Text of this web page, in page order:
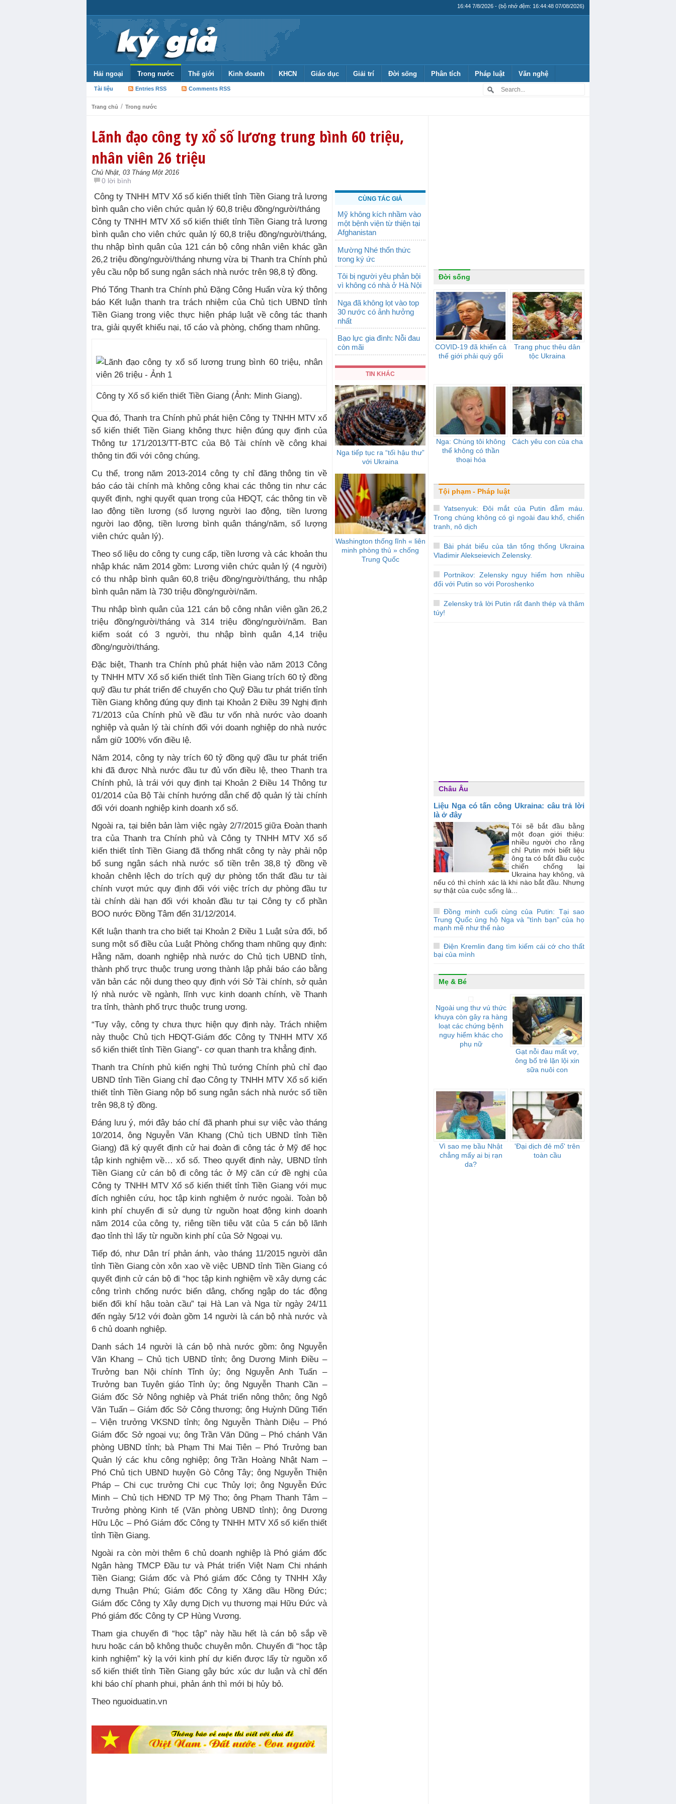
16:44 7/8/2026 - (bộ nhớ đệm: 16:44:48 07/08/2026)
Hải ngoại Trong nước Thế giới Kinh doanh KHCN Giáo dục Giải trí Đời sống Phân tích Pháp luật Văn nghệ
Tài liệu Entries RSS Comments RSS
Trang chủ / Trong nước
Lãnh đạo công ty xổ số lương trung bình 60 triệu,
nhân viên 26 triệu
Chủ Nhật, 03 Tháng Một 2016
0 lời bình
Công ty TNHH MTV Xổ số kiến thiết tỉnh Tiền Giang trả lương
bình quân cho viên chức quản lý 60,8 triệu đồng/người/tháng
Công ty TNHH MTV Xổ số kiến thiết tỉnh Tiền Giang trả lương
bình quân cho viên chức quản lý 60,8 triệu đồng/người/tháng,
thu nhập bình quân của 121 cán bộ công nhân viên khác gần
26,2 triệu đồng/người/tháng nhưng vừa bị Thanh tra Chính phủ
yêu cầu nộp bổ sung ngân sách nhà nước trên 98,8 tỷ đồng.
Phó Tổng Thanh tra Chính phủ Đặng Công Huẩn vừa ký thông
báo Kết luận thanh tra trách nhiệm của Chủ tịch UBND tỉnh
Tiền Giang trong việc thực hiện pháp luật về công tác thanh
tra, giải quyết khiếu nại, tố cáo và phòng, chống tham nhũng.
Công ty Xổ số kiến thiết Tiền Giang (Ảnh: Minh Giang).
Qua đó, Thanh tra Chính phủ phát hiện Công ty TNHH MTV xổ
số kiến thiết Tiền Giang không thực hiện đúng quy định của
Thông tư 171/2013/TT-BTC của Bộ Tài chính về công khai
thông tin đối với công chúng.
Cụ thể, trong năm 2013-2014 công ty chỉ đăng thông tin về
báo cáo tài chính mà không công khai các thông tin như các
quyết định, nghị quyết quan trọng của HĐQT, các thông tin về
lao động tiền lương (số lượng người lao động, tiền lương
người lao động, tiền lương bình quân tháng/năm, số lượng
viên chức quản lý).
Theo số liệu do công ty cung cấp, tiền lương và các khoản thu
nhập khác năm 2014 gồm: Lương viên chức quản lý (4 người)
có thu nhập bình quân 60,8 triệu đồng/người/tháng, thu nhập
bình quân năm là 730 triệu đồng/người/năm.
Thu nhập bình quân của 121 cán bộ công nhân viên gần 26,2
triệu đồng/người/tháng và 314 triệu đồng/người/năm. Ban
kiểm soát có 3 người, thu nhập bình quân 4,14 triệu
đồng/người/tháng.
Đặc biệt, Thanh tra Chính phủ phát hiện vào năm 2013 Công
ty TNHH MTV Xổ số kiến thiết tỉnh Tiền Giang trích 60 tỷ đồng
quỹ đầu tư phát triển để chuyển cho Quỹ Đầu tư phát triển tỉnh
Tiền Giang không đúng quy định tại Khoản 2 Điều 39 Nghị định
71/2013 của Chính phủ về đầu tư vốn nhà nước vào doanh
nghiệp và quản lý tài chính đối với doanh nghiệp do nhà nước
nắm giữ 100% vốn điều lệ.
Năm 2014, công ty này trích 60 tỷ đồng quỹ đầu tư phát triển
khi đã được Nhà nước đầu tư đủ vốn điều lệ, theo Thanh tra
Chính phủ, là trái với quy định tại Khoản 2 Điều 14 Thông tư
01/2014 của Bộ Tài chính hướng dẫn chế độ quản lý tài chính
đối với doanh nghiệp kinh doanh xổ số.
Ngoài ra, tại biên bản làm việc ngày 2/7/2015 giữa Đoàn thanh
tra của Thanh tra Chính phủ và Công ty TNHH MTV Xổ số
kiến thiết tỉnh Tiền Giang đã thống nhất công ty này phải nộp
bổ sung ngân sách nhà nước số tiền trên 38,8 tỷ đồng về
khoản chênh lệch do trích quỹ dự phòng tổn thất đầu tư tài
chính vượt mức quy định đối với việc trích dự phòng đầu tư
tài chính dài hạn đối với khoản đầu tư tại Công ty cổ phần
BOO nước Đồng Tâm đến 31/12/2014.
Kết luận thanh tra cho biết tại Khoản 2 Điều 1 Luật sửa đổi, bổ
sung một số điều của Luật Phòng chống tham nhũng quy định:
Hằng năm, doanh nghiệp nhà nước do Chủ tịch UBND tỉnh,
thành phố trực thuộc trung ương thành lập phải báo cáo bằng
văn bản các nội dung theo quy định với Sở Tài chính, sở quản
lý nhà nước về ngành, lĩnh vực kinh doanh chính, về Thanh
tra tỉnh, thành phố trực thuộc trung ương.
“Tuy vậy, công ty chưa thực hiện quy định này. Trách nhiệm
này thuộc Chủ tịch HĐQT-Giám đốc Công ty TNHH MTV Xổ
số kiến thiết tỉnh Tiền Giang”- cơ quan thanh tra khẳng định.
Thanh tra Chính phủ kiến nghị Thủ tướng Chính phủ chỉ đạo
UBND tỉnh Tiền Giang chỉ đạo Công ty TNHH MTV Xổ số kiến
thiết tỉnh Tiền Giang nộp bổ sung ngân sách nhà nước số tiền
trên 98,8 tỷ đồng.
Đáng lưu ý, mới đây báo chí đã phanh phui sự việc vào tháng
10/2014, ông Nguyễn Văn Khang (Chủ tịch UBND tỉnh Tiền
Giang) đã ký quyết định cử hai đoàn đi công tác ở Mỹ để học
tập kinh nghiệm về… xổ số. Theo quyết định này, UBND tỉnh
Tiền Giang cử cán bộ đi công tác ở Mỹ căn cứ đề nghị của
Công ty TNHH MTV Xổ số kiến thiết tỉnh Tiền Giang với mục
đích nghiên cứu, học tập kinh nghiệm ở nước ngoài. Toàn bộ
kinh phí chuyến đi sử dụng từ nguồn hoạt động kinh doanh
năm 2014 của công ty, riêng tiền tiêu vặt của 5 cán bộ lãnh
đạo tỉnh thì lấy từ nguồn kinh phí của Sở Ngoại vụ.
Tiếp đó, như Dân trí phản ánh, vào tháng 11/2015 người dân
tỉnh Tiền Giang còn xôn xao về việc UBND tỉnh Tiền Giang có
quyết định cử cán bộ đi “học tập kinh nghiệm về xây dựng các
công trình chống nước biển dâng, chống ngập do tác động
biến đổi khí hậu toàn cầu” tại Hà Lan và Nga từ ngày 24/11
đến ngày 5/12 với đoàn gồm 14 người là cán bộ nhà nước và
6 chủ doanh nghiệp.
Danh sách 14 người là cán bộ nhà nước gồm: ông Nguyễn
Văn Khang – Chủ tịch UBND tỉnh; ông Dương Minh Điều –
Trưởng ban Nội chính Tỉnh ủy; ông Nguyễn Anh Tuấn –
Trưởng ban Tuyên giáo Tỉnh ủy; ông Nguyễn Thanh Cần –
Giám đốc Sở Nông nghiệp và Phát triển nông thôn; ông Ngô
Văn Tuấn – Giám đốc Sở Công thương; ông Huỳnh Dũng Tiến
– Viện trưởng VKSND tỉnh; ông Nguyễn Thành Diệu – Phó
Giám đốc Sở ngoại vụ; ông Trần Văn Dũng – Phó chánh Văn
phòng UBND tỉnh; bà Phạm Thi Mai Tiên – Phó Trưởng ban
Quản lý các khu công nghiệp; ông Trần Hoàng Nhật Nam –
Phó Chủ tịch UBND huyện Gò Công Tây; ông Nguyễn Thiện
Pháp – Chi cục trưởng Chi cục Thủy lợi; ông Nguyễn Đức
Minh – Chủ tịch HĐND TP Mỹ Tho; ông Phạm Thanh Tâm –
Trưởng phòng Kinh tế (Văn phòng UBND tỉnh); ông Dương
Hữu Lộc – Phó Giám đốc Công ty TNHH MTV Xổ số kiến thiết
tỉnh Tiền Giang.
Ngoài ra còn mời thêm 6 chủ doanh nghiệp là Phó giám đốc
Ngân hàng TMCP Đầu tư và Phát triển Việt Nam Chi nhánh
Tiền Giang; Giám đốc và Phó giám đốc Công ty TNHH Xây
dựng Thuận Phú; Giám đốc Công ty Xăng dầu Hồng Đức;
Giám đốc Công ty Xây dựng Dịch vụ thương mại Hữu Đức và
Phó giám đốc Công ty CP Hùng Vương.
Tham gia chuyến đi “học tập” này hầu hết là cán bộ sắp về
hưu hoặc cán bộ không thuộc chuyên môn. Chuyến đi “học tập
kinh nghiệm” kỳ lạ với kinh phí dự kiến được lấy từ nguồn xổ
số kiến thiết tỉnh Tiền Giang gây bức xúc dư luận và chỉ đến
khi báo chí phanh phui, phản ánh thì mới bị hủy bỏ.
Theo nguoiduatin.vn
CÙNG TÁC GIẢ
Mỹ không kích nhầm vào
một bệnh viện từ thiện tại
Afghanistan
Mường Nhé thổn thức
trong ký ức
Tôi bị người yêu phản bội
vì không có nhà ở Hà Nội
Nga đã không lọt vào top
30 nước có ảnh hưởng
nhất
Bạo lực gia đình: Nỗi đau
còn mãi
TIN KHÁC
Nga tiếp tục ra “tối hậu thư”
với Ukraina
Washington thống lĩnh « liên
minh phòng thủ » chống
Trung Quốc
Đời sống
COVID-19 đã khiến cả
thế giới phải quỳ gối
Trang phục thêu dân
tộc Ukraina
Nga: Chúng tôi không
thể không có thần
thoại hóa
Cách yêu con của cha
Tội phạm - Pháp luật
Yatsenyuk: Đôi mắt của Putin đẫm máu.
Trong chúng không có gì ngoài đau khổ, chiến
tranh, nô dịch
Bài phát biểu của tân tổng thống Ukraina
Vladimir Alekseievich Zelensky.
Portnikov: Zelensky nguy hiểm hơn nhiều
đối với Putin so với Poroshenko
Zelensky trả lời Putin rất đanh thép và thâm
túy!
Châu Âu
Liệu Nga có tấn công Ukraina: câu trả lời
là ở đây
Tôi sẽ bắt đầu bằng
một đoạn giới thiệu:
nhiều người cho rằng
chỉ Putin mới biết liệu
ông ta có bắt đầu cuộc
chiến chống lại
Ukraina hay không, và
nếu có thì chính xác là khi nào bắt đầu. Nhưng
sự thật của cuộc sống là...
Đồng minh cuối cùng của Putin: Tại sao
Trung Quốc ủng hộ Nga và "tình bạn" của họ
mạnh mẽ như thế nào
Điện Kremlin đang tìm kiếm cái cớ cho thất
bại của mình
Mẹ & Bé
Ngoài ung thư vú thức
khuya còn gây ra hàng
loạt các chứng bệnh
nguy hiểm khác cho
phụ nữ
Gạt nỗi đau mất vợ,
ông bố trẻ lặn lội xin
sữa nuôi con
Vì sao mẹ bầu Nhật
chẳng mấy ai bị rạn
da?
'Đại dịch đẻ mổ' trên
toàn cầu